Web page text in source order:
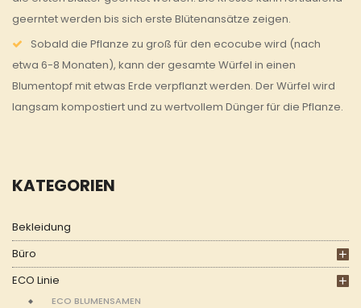
KATEGORIEN
Bekleidung
Büro
ECO Linie
ECO BLUMENSAMEN
geerntet werden bis sich erste Blütenansätze zeigen.
Sobald die Pflanze zu groß für den ecocube wird (nach
etwa 6-8 Monaten), kann der gesamte Würfel in einen
Blumentopf mit etwas Erde verpflanzt werden. Der Würfel wird
langsam kompostiert und zu wertvollem Dünger für die Pflanze.